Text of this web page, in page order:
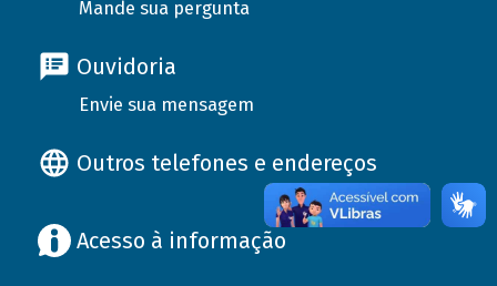
Mande sua pergunta
Ouvidoria
Envie sua mensagem
Outros telefones e endereços
Acesso à informação